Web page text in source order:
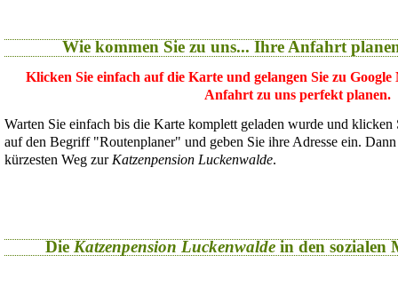
Wie kommen Sie zu uns... Ihre Anfahrt
Klicken Sie einfach auf die Karte und gelangen Sie zu
Anfahrt zu uns perfekt planen.
Warten Sie einfach bis die Karte komplett geladen wurde und
auf den Begriff "Routenplaner" und geben Sie ihre Adresse ein.
kürzesten Weg zur Katzenpension Luckenwalde.
Die Katzenpension Luckenwaldein den sozialen